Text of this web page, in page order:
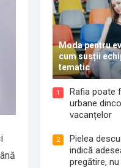
Moda pentru
cum susții
tematic
1
Rafia poate
urbane
vacanțelor
2
Pielea
indică
pregătire,